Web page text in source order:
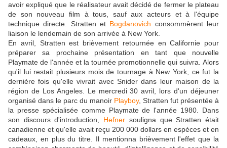
avoir expliqué que le réalisateur avait décidé de fermer le plateau
de son nouveau film à tous, sauf aux acteurs et à l'équipe
technique directe. Stratten et Bogdanovich consommèrent leur
liaison le lendemain de son arrivée à New York.
En avril, Stratten est brièvement retournée en Californie pour
préparer sa prochaine présentation en tant que nouvelle
Playmate de l'année et la tournée promotionnelle qui suivra. Alors
qu'il lui restait plusieurs mois de tournage à New York, ce fut la
dernière fois qu'elle vivrait avec Snider dans leur maison de la
région de Los Angeles. Le mercredi 30 avril, lors d'un déjeuner
organisé dans le parc du manoir Playboy, Stratten fut présentée à
la presse spécialisée comme Playmate de l'année 1980. Dans
son discours d'introduction, Hefner souligna que Stratten était
canadienne et qu'elle avait reçu 200 000 dollars en espèces et en
cadeaux, en plus du titre. Il mentionna brièvement l'effet que la